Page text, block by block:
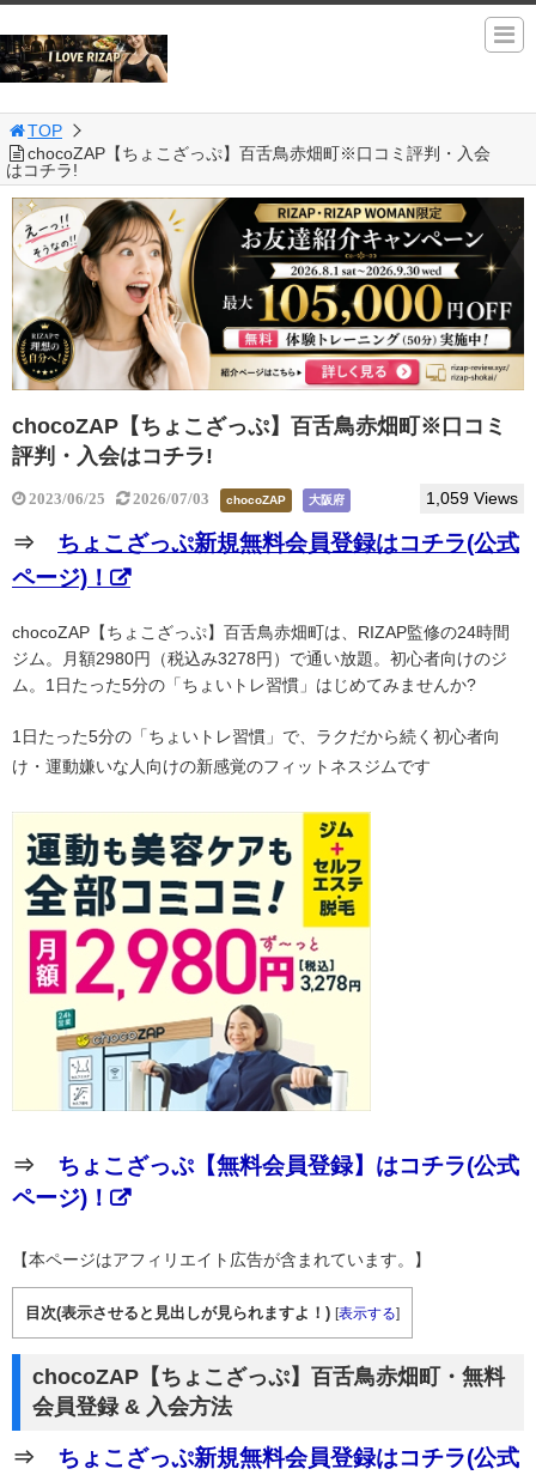
TOP
chocoZAP【ちょこざっぷ】百舌鳥赤畑町※口コミ評判・入会
はコチラ!
chocoZAP【ちょこざっぷ】百舌鳥赤畑町※口コミ
評判・入会はコチラ!
2023/06/25 2026/07/03 chocoZAP 大阪府 1,059 Views
⇒ ちょこざっぷ新規無料会員登録はコチラ(公式
ページ)！
chocoZAP【ちょこざっぷ】百舌鳥赤畑町は、RIZAP監修の24時間
ジム。月額2980円（税込み3278円）で通い放題。初心者向けのジ
ム。1日たった5分の「ちょいトレ習慣」はじめてみませんか?
1日たった5分の「ちょいトレ習慣」で、ラクだから続く初心者向
け・運動嫌いな人向けの新感覚のフィットネスジムです
⇒ ちょこざっぷ【無料会員登録】はコチラ(公式
ページ)！
【本ページはアフィリエイト広告が含まれています。】
目次(表示させると見出しが見られますよ！) [表示する]
chocoZAP【ちょこざっぷ】百舌鳥赤畑町・無料
会員登録 & 入会方法
⇒ ちょこざっぷ新規無料会員登録はコチラ(公式